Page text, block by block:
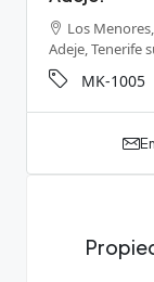
Los
Adeje, Tenerife
MK-1005